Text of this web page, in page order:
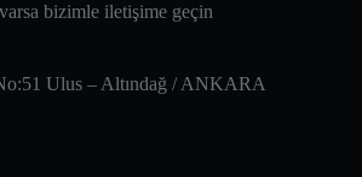
bizimle iletişime geçin
Ulus – Altındağ‎ / ANKARA